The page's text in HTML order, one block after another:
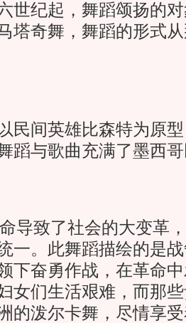
世纪起，舞蹈颂扬的
塔奇舞，舞蹈的形式
间英雄比森特为原型
蹈与歌曲充满了墨西
致了社会的大变革，
一。此舞蹈描绘的是
下奋勇作战，在革命
女们生活艰难，而那
的泼尔卡舞，尽情享